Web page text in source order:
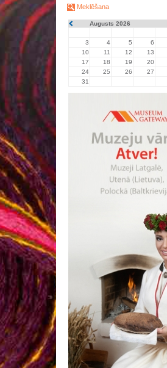
Meklēšana
Augusts 2026
3
4 5 6
10
11 12 13
17
18 19 20
24
25 26 27
31